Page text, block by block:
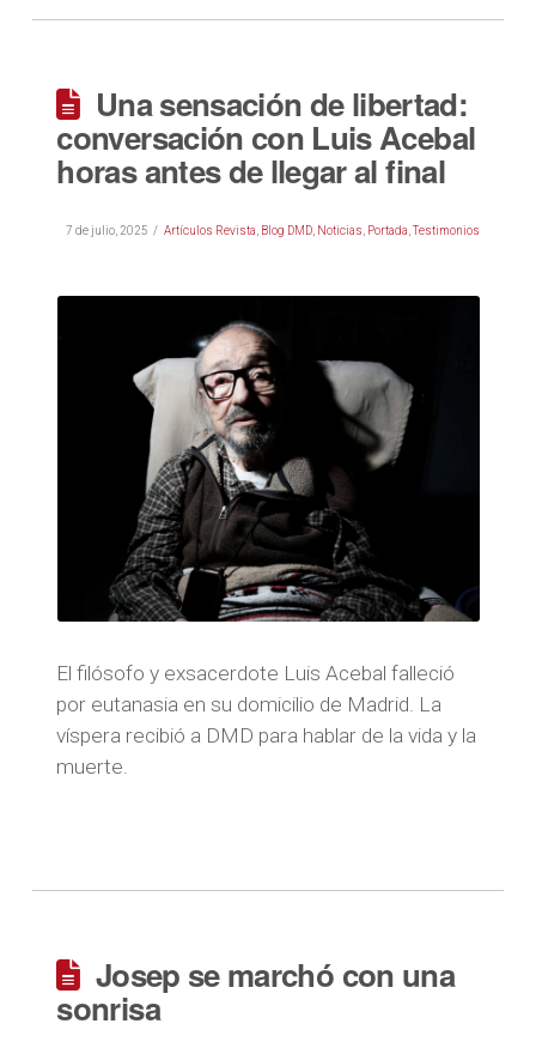
Una sensación de libertad:
conversación con Luis Acebal
horas antes de llegar al final
7 de julio, 2025 Artículos Revista Blog DMD, Noticias Portada ,Testimonios
El filósofo y exsacerdote Luis Acebal falleció
por eutanasia en su domicilio de Madrid. La
víspera recibió a DMD para hablar de la vida y la
muerte.
Josep se marchó con una
sonrisa